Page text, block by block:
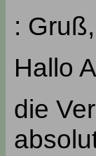
:
Hallo
die